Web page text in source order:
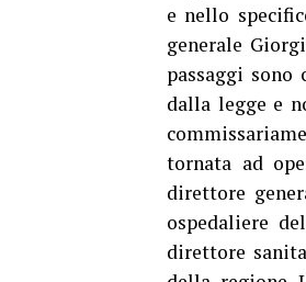
e nello
generale
passaggi
dalla legge e
tornata ad
direttore
ospedaliere
direttore